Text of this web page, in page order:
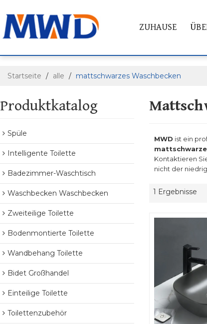
ZUHAUSE
Startseite / alle / mattschwarzes Waschbecken
Produktkatalog
Spüle
Intelligente Toilette
Badezimmer-Waschtisch
Waschbecken Waschbecken
Zweiteilige Toilette
Bodenmontierte Toilette
Wandbehang Toilette
Bidet Großhandel
Einteilige Toilette
Toilettenzubehör
MWD ist ein
Kontaktieren
nicht der
1 Ergebnisse